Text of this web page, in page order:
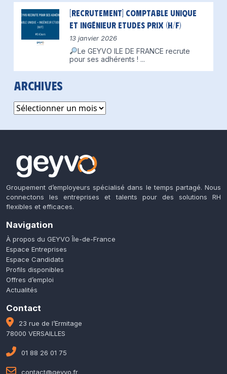
[Recrutement] Comptable unique
et Ingénieur Etudes Prix (H/F)
13 janvier 2026
Le GEYVO ILE DE FRANCE recrute
pour ses adhérents ! ...
Archives
Archives
Groupement d’employeurs spécialisé dans le temps partagé. Nous
connectons les entreprises et talents pour des solutions RH
flexibles et efficaces.
Navigation
À propos du GEYVO Île-de-France
Espace Entreprises
Espace Candidats
Profils disponibles
Offres d’emploi
Actualités
Contact
23 rue de l’Ermitage
78000 VERSAILLES
01 88 26 01 75
contact@geyvo.fr